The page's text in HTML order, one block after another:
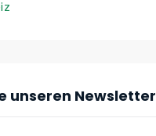
unseren Newsletter